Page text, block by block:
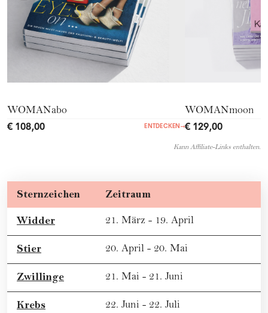
WOMANabo
€ 108,00 ENTDECKEN →
WOMANmoon
€ 129,00
Kann Affiliate-Links enthalten.
Sternzeichen Zeitraum
Widder 21. März - 19. April
Stier 20. April - 20. Mai
Zwillinge 21. Mai - 21. Juni
Krebs 22. Juni - 22. Juli